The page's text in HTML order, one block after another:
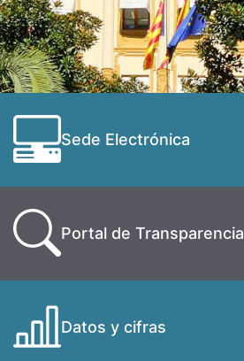
Sede Electrónica
Portal de Transparencia
Datos y cifras